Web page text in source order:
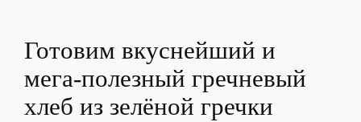
Готовим вкуснейший и
мега-полезный гречневый
хлеб из зелёной гречки